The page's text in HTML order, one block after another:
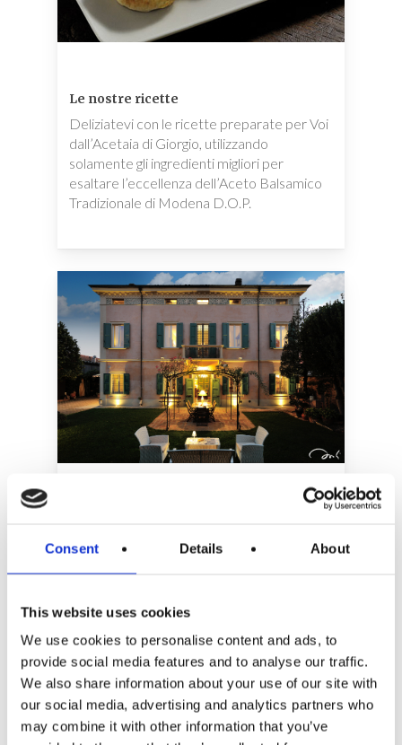
Consent Details About
This website uses cookies
We use cookies to personalise content and ads, to
provide social media features and to analyse our traffic.
We also share information about your use of our site with
our social media, advertising and analytics partners who
may combine it with other information that you’ve
Le nostre ricette
Deliziatevi con le ricette preparate per Voi
dall’Acetaia di Giorgio, utilizzando
solamente gli ingredienti migliori per
esaltare l’eccellenza dell’Aceto Balsamico
Tradizionale di Modena D.O.P.
Prenotate la vostra visita guidata all’Acetaia
il momento più comodo per deliziarvi con il
nostro sublime Aceto Balsamico
Tradizionaledi Modena.